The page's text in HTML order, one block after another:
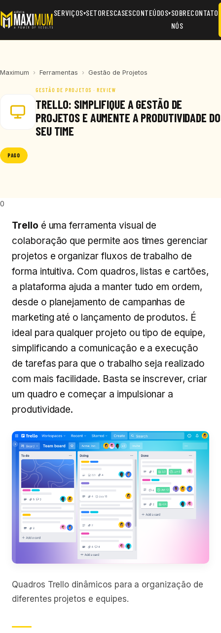
SERVIÇOS▾SETORESCASESCONTEÚDOS▾SOBRE
NÓS
CONTATO
Maximum › Ferramentas › Gestão de Projetos
GESTÃO DE PROJETOS · REVIEW
TRELLO: SIMPLIFIQUE A GESTÃO DE
PROJETOS E AUMENTE A PRODUTIVIDADE DO
SEU TIME
PAGO
0
Trello é uma ferramenta visual de
colaboração que permite aos times gerenciar
projetos e organizar fluxos de trabalho de
forma intuitiva. Com quadros, listas e cartões,
a plataforma ajuda a manter tudo em ordem,
desde o planejamento de campanhas de
marketing até o lançamento de produtos. É
ideal para qualquer projeto ou tipo de equipe,
simplificando a comunicação e a execução
de tarefas para que o trabalho seja realizado
com mais facilidade. Basta se inscrever, criar
um quadro e começar a impulsionar a
produtividade.
Quadros Trello dinâmicos para a organização de
diferentes projetos e equipes.